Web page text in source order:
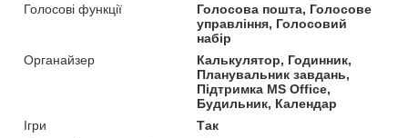
Голосові функції
Голосова пошта, Голосове
управління, Голосовий
набір
Органайзер
Калькулятор, Годинник,
Планувальник завдань,
Підтримка MS Office,
Будильник, Календар
Ігри
Так